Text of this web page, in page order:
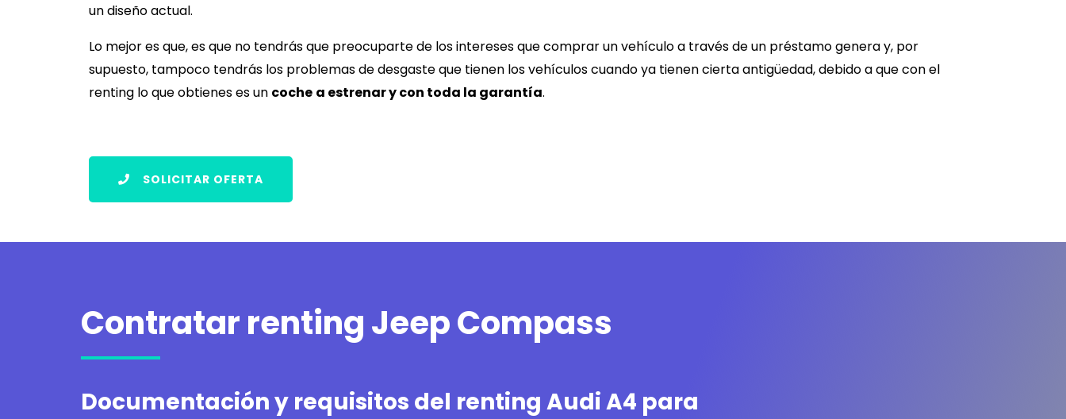
un diseño actual.
Lo mejor es que, es que no tendrás que preocuparte de los intereses que comprar un vehículo a través de un préstamo genera y, por
supuesto, tampoco tendrás los problemas de desgaste que tienen los vehículos cuando ya tienen cierta antigüedad, debido a que con el
renting lo que obtienes es un coche a estrenar y con toda la garantía.
SOLICITAR OFERTA
Contratar renting Jeep Compass
Documentación y requisitos del renting Audi A4 para